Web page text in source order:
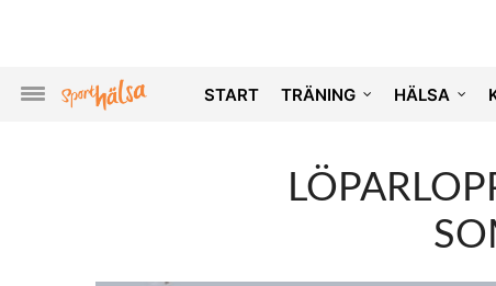
START TRÄNING HÄLSA